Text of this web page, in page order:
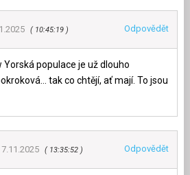
10:45:19 Odpovědět
populace je už dlouho
tak co chtějí, ať mají. To jsou
7.11.2025 13:35:52 Odpovědět